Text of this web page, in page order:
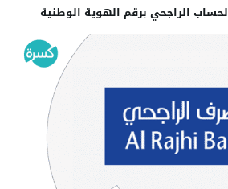
الراجحي برقم الهوية الوطنية